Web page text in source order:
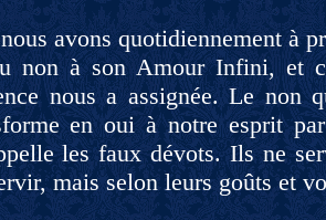
avons quotidiennement à
non à son Amour Infini, et
nous a assignée. Le non
en oui à notre esprit
les faux dévots. Ils ne
mais selon leurs goûts et